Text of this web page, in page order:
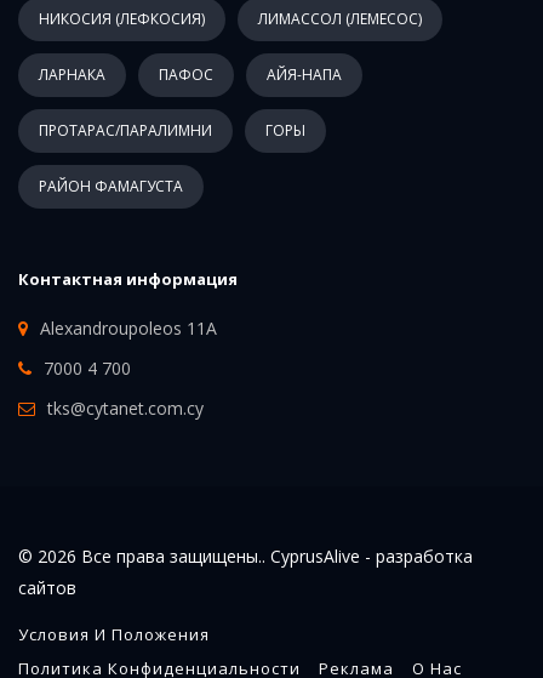
НИКОСИЯ (ЛЕФКОСИЯ) ЛИМАССОЛ (ЛЕМЕСОС)
ЛАРНАКА ПАФОС АЙЯ-НАПА
ПРОТАРАС/ПАРАЛИМНИ ГОРЫ
РАЙОН ФАМАГУСТА
Контактная информация
Alexandroupoleos 11A
7000 4 700
tks@cytanet.com.cy
© 2026 Все права защищены.. CyprusAlive - разработка
сайтов
Условия И Положения
Политика Конфиденциальности
Реклама О Нас